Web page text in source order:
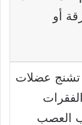
أو
تشنج عضلات
العصب